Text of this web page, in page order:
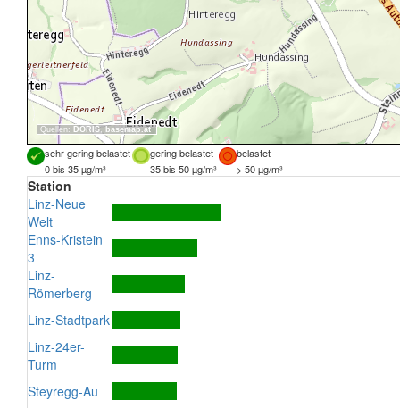
Quellen: DORIS, basemap.at
sehr gering belastet gering belastet
belastet
0 bis 35 µg/m³
35 bis 50 µg/m³ > 50 µg/m³
Station
Linz-Neue
Welt
Enns-Kristein
3
Linz-
Römerberg
Linz-Stadtpark
Linz-24er-
Turm
Steyregg-Au